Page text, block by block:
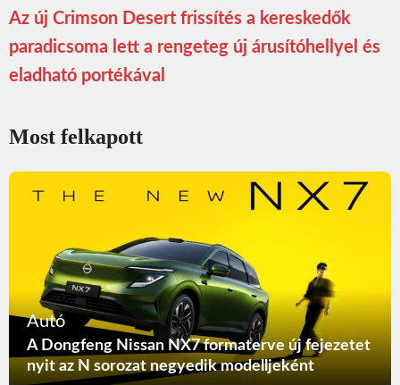
Az új Crimson Desert frissítés a kereskedők
paradicsoma lett a rengeteg új árusítóhellyel és
eladható portékával
Most felkapott
Autó
A Dongfeng Nissan NX7 formaterve új fejezetet
nyit az N sorozat negyedik modelljeként